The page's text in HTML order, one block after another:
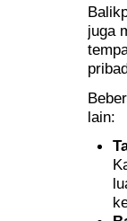
juga
lain: